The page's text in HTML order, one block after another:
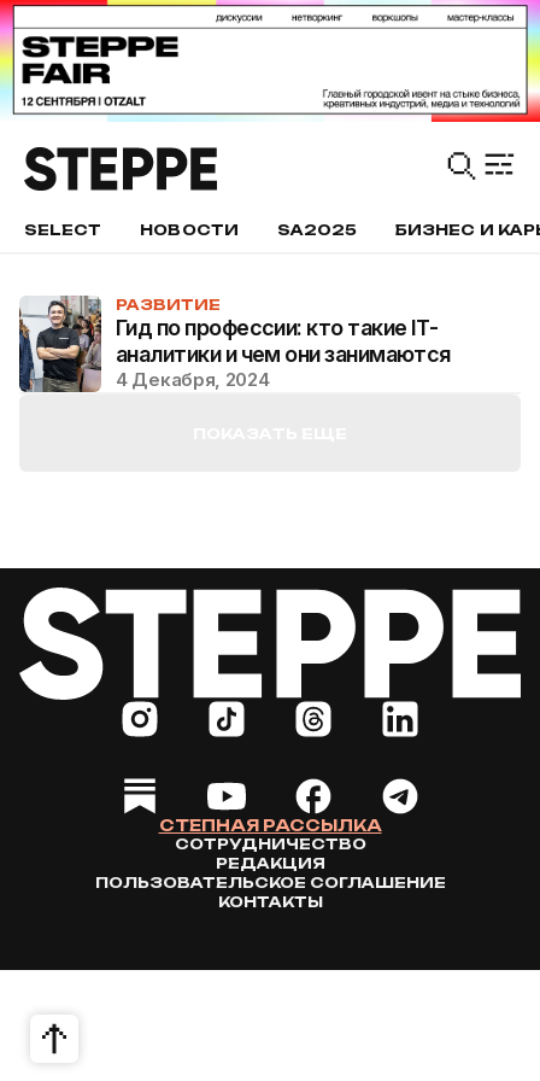
SELECT НОВОСТИ SA2025 БИЗНЕС И
РАЗВИТИЕ
Гид по профессии: кто такие IT-
аналитики и чем они занимаются
4 Декабря, 2024
СТЕПНАЯ РАССЫЛКА
СОТРУДНИЧЕСТВО
РЕДАКЦИЯ
ПОЛЬЗОВАТЕЛЬСКОЕ СОГЛАШЕНИЕ
КОНТАКТЫ